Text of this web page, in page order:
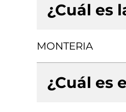
¿Cuál es
MONTERIA
¿Cuál es